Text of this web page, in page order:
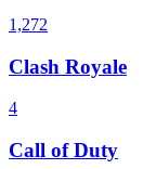
1,272
Clash Royale
4
Call of Duty